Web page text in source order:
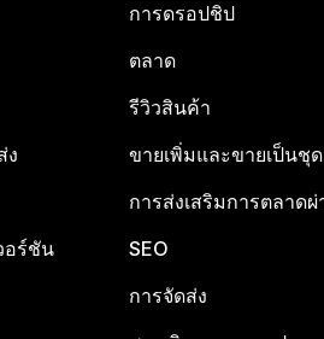
ง
อร์ชัน
การดรอปชิป
ตลาด
รีวิวสินค้า
ขายเพิ่มและขายเป็นชุด
การส่งเสริมการตลาดผ่
SEO
การจัดส่ง